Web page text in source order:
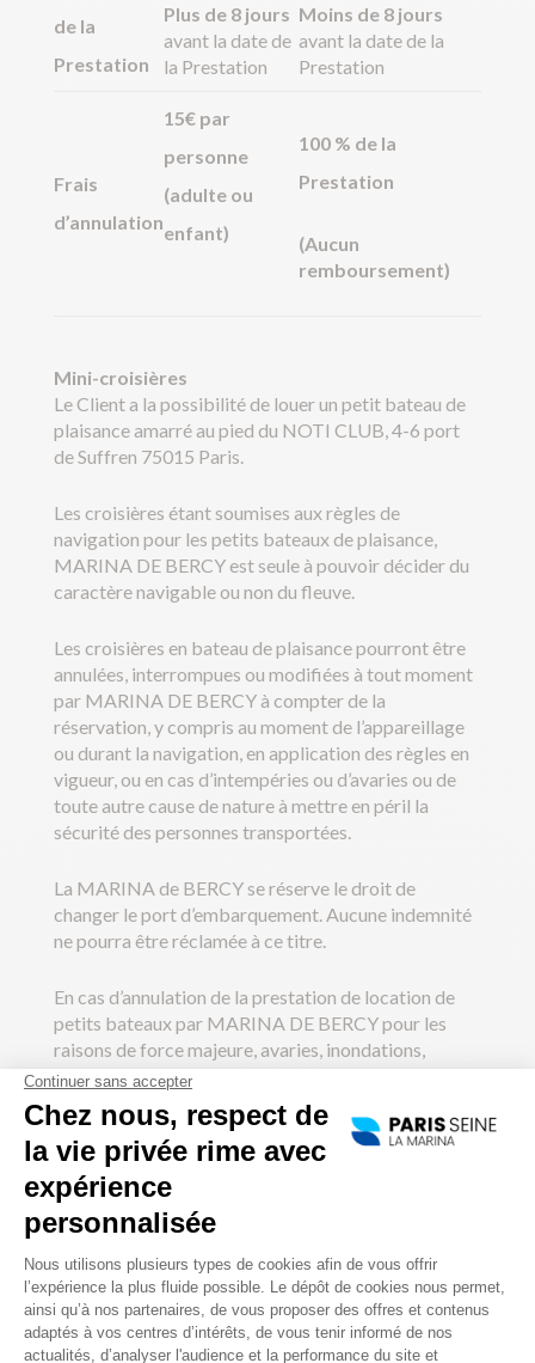
de la
Prestation
Plus de 8 jours
avant la date de
la Prestation
Moins de 8 jours
avant la date de la
Prestation
Frais
d’annulation
15€ par
personne
(adulte ou
enfant)
100 % de la
Prestation
(Aucun
remboursement)
Mini-croisières
Le Client a la possibilité de louer un petit bateau de
plaisance amarré au pied du NOTI CLUB, 4-6 port
de Suffren 75015 Paris.
Les croisières étant soumises aux règles de
navigation pour les petits bateaux de plaisance,
MARINA DE BERCY est seule à pouvoir décider du
caractère navigable ou non du fleuve.
Les croisières en bateau de plaisance pourront être
annulées, interrompues ou modifiées à tout moment
par MARINA DE BERCY à compter de la
réservation, y compris au moment de l’appareillage
ou durant la navigation, en application des règles en
vigueur, ou en cas d’intempéries ou d’avaries ou de
toute autre cause de nature à mettre en péril la
sécurité des personnes transportées.
La MARINA de BERCY se réserve le droit de
changer le port d’embarquement. Aucune indemnité
ne pourra être réclamée à ce titre.
En cas d’annulation de la prestation de location de
petits bateaux par MARINA DE BERCY pour les
raisons de force majeure, avaries, inondations,
intempéries, risques pour la sécurité et tous les faits
indépendants de sa volonté tels que décrits ci-avant,
le Client sera intégralement remboursé des sommes
qu’il a versées au titre de la location des petits
bateaux. Aucune indemnité ne pourra être réclamée
à ce titre.
En cas d’annulation de la prestation de location de
petits bateaux de la part du Client, le Client aura des
frais en fonction de la date d’annulation :